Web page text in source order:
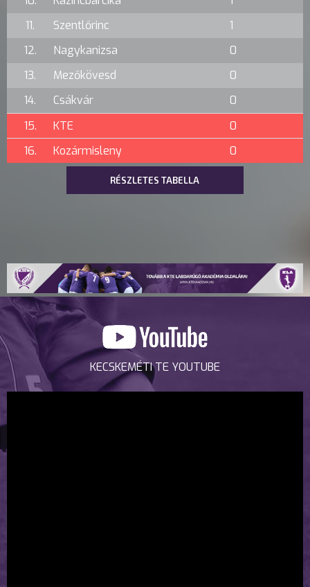
11.
Szentlőrinc
1
12.
Nagykanizsa
0
13.
Mezőkövesd
0
14.
Csákvár
0
15.
KTE
0
16.
Kozármisleny 0
RÉSZLETES TABELLA
KECSKEMÉTI TE YOUTUBE